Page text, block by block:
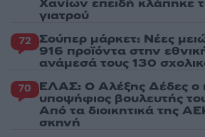
Χανίων επειδή κλάπηκε
γιατρού
72 Σούπερ μάρκετ: Νέες
916 προϊόντα στην
ανάμεσά τους 130
70 ΕΛΑΣ: Ο Αλέξης Δέδες ο
υποψήφιος βουλευτής
Από τα διοικητικά της
σκηνή